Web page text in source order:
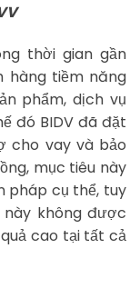
thời gian gần
hàng tiềm năng
phẩm, dịch vụ
đó BIDV đã đặt
cho vay và bảo
mục tiêu này
pháp cụ thể, tuy
không được
cao tại tất cả